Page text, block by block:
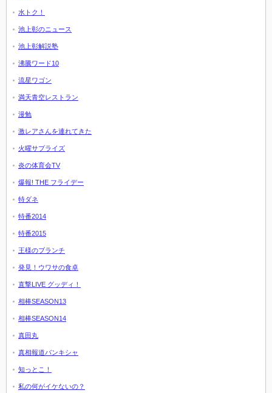
水トク！
池上彰のニュース
池上彰解説塾
沸騰ワード10
流星ワゴン
満天青空レストラン
漫勉
激レアさんを連れてきた
火曜サプライズ
炎の体育会TV
爆報! THE フライデー
特ダネ
特番2014
特番2015
王様のブランチ
発見！ウワサの食卓
直撃LIVE グッディ！
相棒SEASON13
相棒SEASON14
真田丸
真相報道バンキシャ
知っとこ！
私の何がイケないの？